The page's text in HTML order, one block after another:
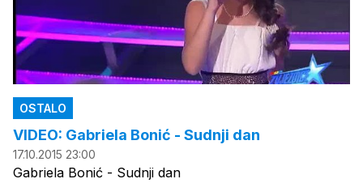
OSTALO
VIDEO: Gabriela Bonić - Sudnji dan
17.10.2015 23:00
Gabriela Bonić - Sudnji dan